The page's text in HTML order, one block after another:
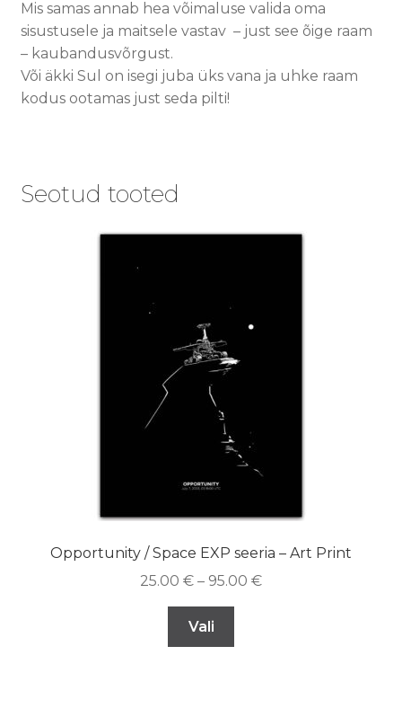
Mis samas annab hea võimaluse valida oma
sisustusele ja maitsele vastav – just see õige raam
– kaubandusvõrgust.
Või äkki Sul on isegi juba üks vana ja uhke raam
kodus ootamas just seda pilti!
Seotud tooted
Opportunity / Space EXP seeria – Art Print
25.00 € – 95.00 €
Vali